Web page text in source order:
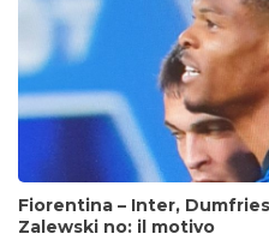
Fiorentina – Inter,
Zalewski no: il motivo